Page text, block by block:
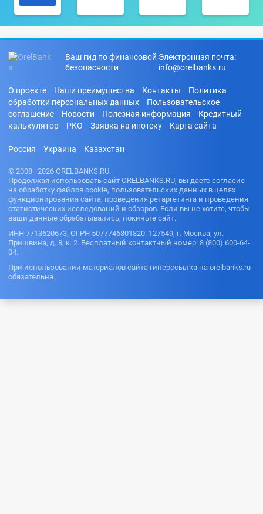
Ваш гид по финансовой
безопасности
Электронная почта:
info@orelbanks.ru
О проекте Наши преимущества Контакты
Политика
обработки персональных данных
Пользовательское
соглашение
Новости Полезная информация
Кредитный
калькулятор
РКО Заявка на ипотеку Карта сайта
Россия Украина Казахстан
© 2008–2026 ORELBANKS.RU.
Продолжая использовать сайт ORELBANKS.RU, вы даете согласие
на обработку файлов cookie, пользовательских данных в целях
функционирования сайта, проведения ретаргетинга и проведения
статистических исследований и обзоров. Если вы не хотите, чтобы
ваши данные обрабатывались, покиньте сайт.
ИНН 7713620673, ОГРН 5077746801820. 127549, г. Москва, ул.
Пришвина, д. 8, к. 2. Бесплатный контактный номер: 8 (800) 600-64-
04.
При использовании материалов сайта гиперссылка на orelbanks.ru
обязательна.